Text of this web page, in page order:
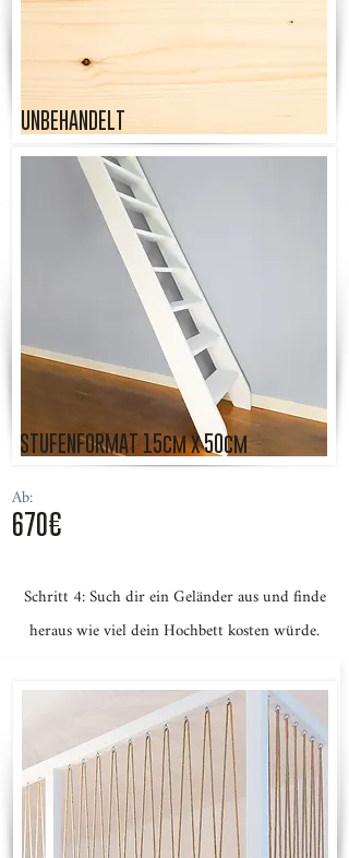
UNBEHANDELT
STUFENFORMAT 15cm x 50cm
Ab:
670€
Schritt 4: Such dir ein Geländer aus und finde
heraus wie viel dein Hochbett kosten würde.